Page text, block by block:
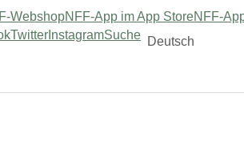
WebshopNFF-App im App StoreNFF-
Twitter InstagramSuche Deutsch